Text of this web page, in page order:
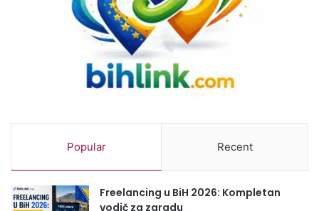
Popular Recent
Freelancing u BiH 2026: Kompletan
vodič za zaradu